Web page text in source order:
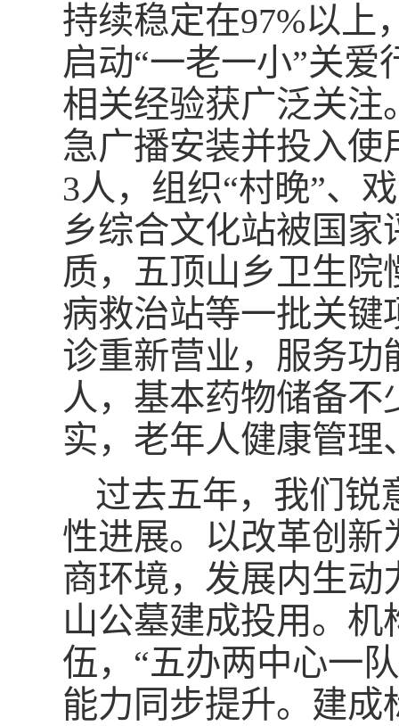
持续稳定在97%以上
启动“一老一小”关爱
相关经验获广泛关注
急广播安装并投入使
3人，组织“村晚”、
乡综合文化站被国
质，五顶山乡卫生
病救治站等一批关键
诊重新营业，服务功
人，基本药物储备不
实，老年人健康管理
过去五年，我们锐
性进展。以改革创新
商环境，发展内生
山公墓建成投用。
伍，“五办两中心一
能力同步提升。建成